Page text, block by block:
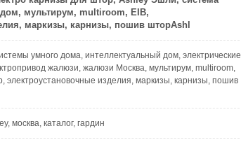
мультирум, multiroom, EIB,
маркизы, карнизы, пошив шторAshl
умного дома, интеллектуальный дом, электрические
жалюзи, жалюзи Москва, мультирум, multiroom,
электроустановочные изделия, маркизы, карнизы, пошив
москва, каталог, гардин